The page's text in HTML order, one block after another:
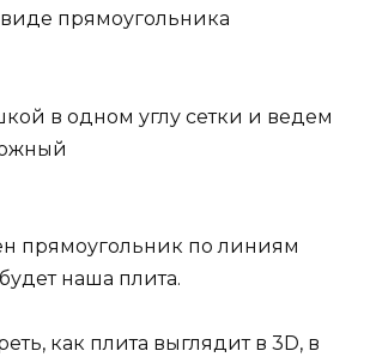
прямоугольника
в одном углу сетки и ведем
прямоугольник по линиям
наша плита.
как плита выглядит в 3D, в